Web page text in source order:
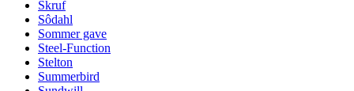
Skruf
Sôdahl
Sommer gave
Steel-Function
Stelton
Summerbird